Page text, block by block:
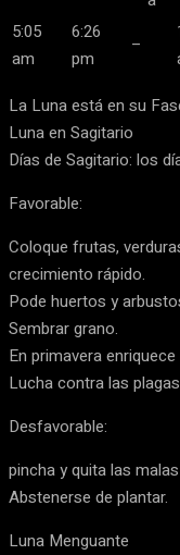
5:05
am
6:26
pm
–
La Luna está en su
Luna en Sagitario
Días de Sagitario: los
Favorable:
Coloque frutas,
crecimiento rápido.
Pode huertos y
Sembrar grano.
En primavera
Lucha contra las
Desfavorable:
pincha y quita las
Abstenerse de plantar.
Luna Menguante